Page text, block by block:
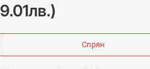
Спрян